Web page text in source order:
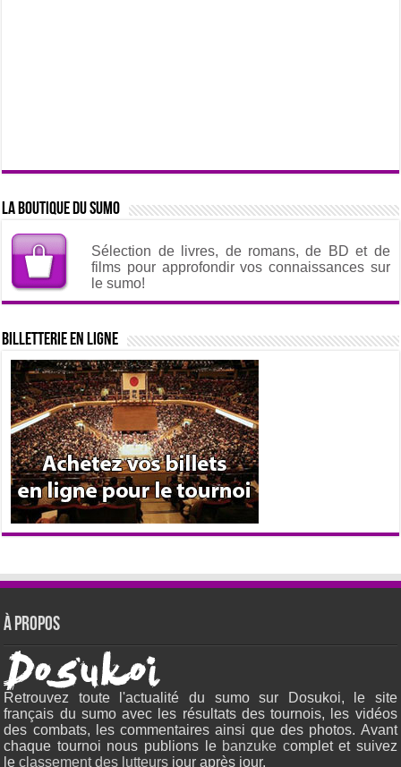
La boutique du sumo
Sélection de livres, de romans, de BD et de
films pour approfondir vos connaissances sur
le sumo!
Billetterie en ligne
À propos
Retrouvez toute l'actualité du sumo sur Dosukoi, le site
français du sumo avec les résultats des tournois, les vidéos
des combats, les commentaires ainsi que des photos. Avant
chaque tournoi nous publions le banzuke complet et suivez
leclassement des lutteurs jour après jour.